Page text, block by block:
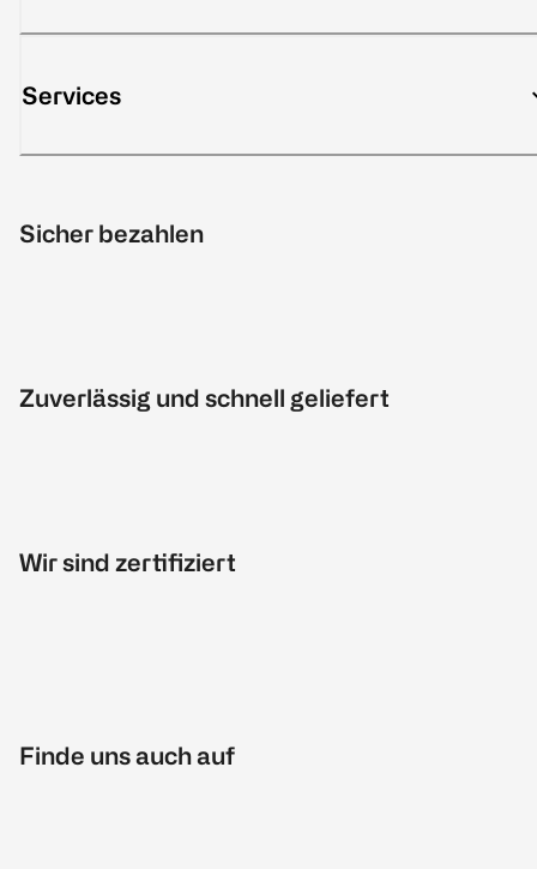
Services
Sicher bezahlen
Zuverlässig und schnell geliefert
Wir sind zertifiziert
Finde uns auch auf